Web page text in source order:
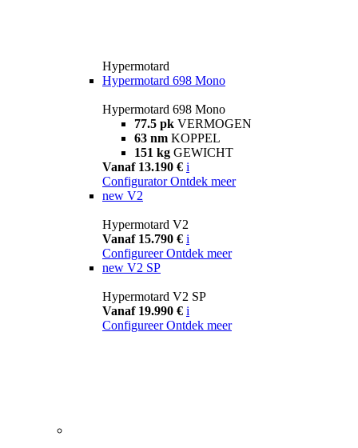
Hypermotard
Hypermotard 698 Mono
Hypermotard 698 Mono
77.5 pk VERMOGEN
63 nm KOPPEL
151 kg GEWICHT
Vanaf 13.190 € i
Configurator Ontdek meer
new V2
Hypermotard V2
Vanaf 15.790 € i
Configureer Ontdek meer
new V2 SP
Hypermotard V2 SP
Vanaf 19.990 € i
Configureer Ontdek meer